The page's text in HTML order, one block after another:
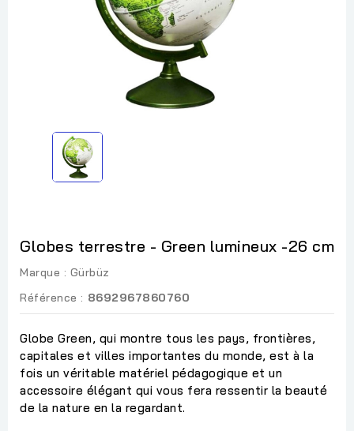
Globes terrestre - Green lumineux -26 cm
Marque : Gürbüz
Référence : 8692967860760
Globe Green, qui montre tous les pays, frontières,
capitales et villes importantes du monde, est à la
fois un véritable matériel pédagogique et un
accessoire élégant qui vous fera ressentir la beauté
de la nature en la regardant.